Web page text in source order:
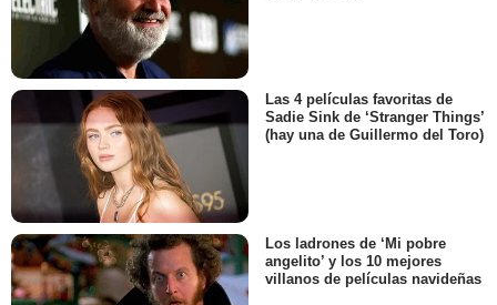
Las 4 películas favoritas de
Sadie Sink de ‘Stranger Things’
(hay una de Guillermo del Toro)
Los ladrones de ‘Mi pobre
angelito’ y los 10 mejores
villanos de películas navideñas